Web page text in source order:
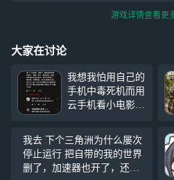
游戏详情查看更
大家在讨论
我想我怕用自己的
手机中毒死机而用
云手机看小电影也
全不管，云手机桌
面都成赛博养蛊场
了，Edge后台显示
拦截43个追踪器
我去 下个三角洲为什么屡次
停止运行 把自带的我的世界
删了，加速器也开了，还是